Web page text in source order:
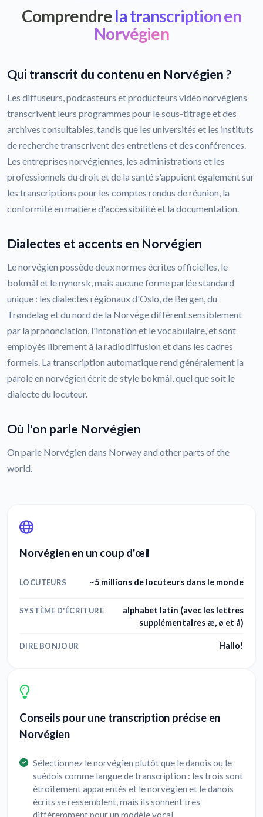
Comprendrela transcription en
Norvégien
Qui transcrit du contenu en Norvégien ?
Les diffuseurs, podcasteurs et producteurs vidéo norvégiens
transcrivent leurs programmes pour le sous-titrage et des
archives consultables, tandis que les universités et les instituts
de recherche transcrivent des entretiens et des conférences.
Les entreprises norvégiennes, les administrations et les
professionnels du droit et de la santé s'appuient également sur
les transcriptions pour les comptes rendus de réunion, la
conformité en matière d'accessibilité et la documentation.
Dialectes et accents en Norvégien
Le norvégien possède deux normes écrites officielles, le
bokmål et le nynorsk, mais aucune forme parlée standard
unique : les dialectes régionaux d'Oslo, de Bergen, du
Trøndelag et du nord de la Norvège diffèrent sensiblement
par la prononciation, l'intonation et le vocabulaire, et sont
employés librement à la radiodiffusion et dans les cadres
formels. La transcription automatique rend généralement la
parole en norvégien écrit de style bokmål, quel que soit le
dialecte du locuteur.
Où l'on parle Norvégien
On parle Norvégien dans Norway and other parts of the
world.
Norvégien en un coup d'œil
LOCUTEURS ~5 millions de locuteurs dans le monde
SYSTÈME D'ÉCRITURE
alphabet latin (avec les lettres
supplémentaires æ, ø et å)
DIRE BONJOUR Hallo!
Conseils pour une transcription précise en
Norvégien
Sélectionnez le norvégien plutôt que le danois ou le
suédois comme langue de transcription : les trois sont
étroitement apparentés et le norvégien et le danois
écrits se ressemblent, mais ils sonnent très
différemment pour un modèle vocal.